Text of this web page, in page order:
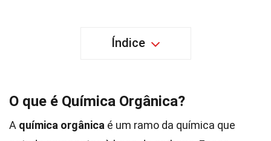
Índice
O que é Química Orgânica?
A química orgânica é um ramo da química que